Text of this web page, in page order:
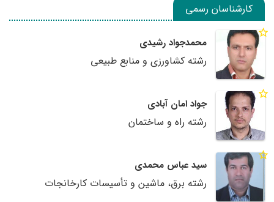
کارشناسان رسمی
محمدجواد رشیدی
رشته کشاورزی و منابع طبیعی
جواد امان آبادی
رشته راه و ساختمان
سید عباس محمدی
رشته برق، ماشین و تأسیسات کارخانجات